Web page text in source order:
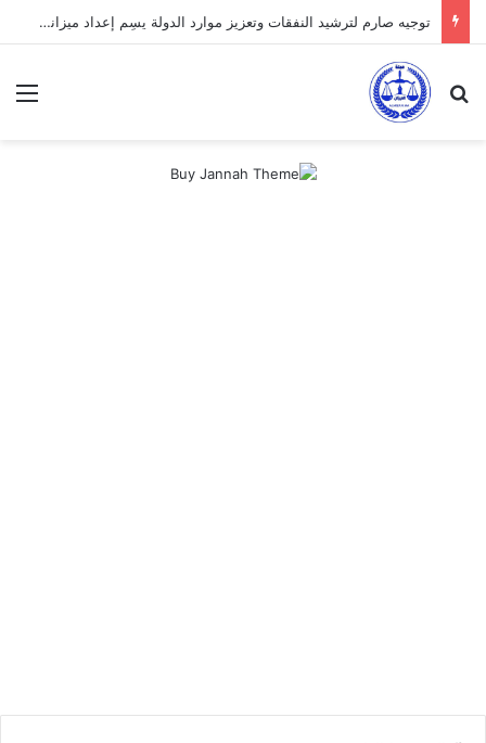
توجيه صارم لترشيد النفقات وتعزيز موارد الدولة يسِم إعداد ميزانية 2027
بحث عن